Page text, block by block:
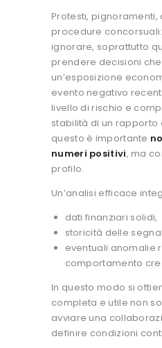
Protesti, pignoramenti,
procedure
ignorare, soprattutto
prendere decisioni
un’esposizione
evento negativo
livello di rischio e
stabilità di un rapporto
questo è importante
numeri positivi, ma
profilo.
Un’analisi efficace
dati finanziari solidi,
storicità delle
eventuali anomalie
comportamento
In questo modo si
completa e utile non
avviare una
definire condizioni